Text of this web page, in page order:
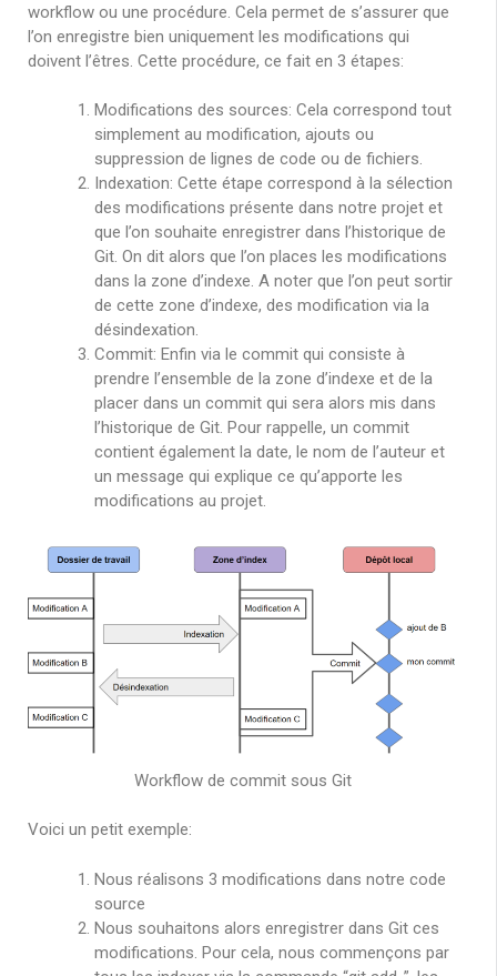
workflow ou une procédure. Cela permet de s’assurer que
l’on enregistre bien uniquement les modifications qui
doivent l’êtres. Cette procédure, ce fait en 3 étapes:
Modifications des sources: Cela correspond tout
simplement au modification, ajouts ou
suppression de lignes de code ou de fichiers.
Indexation: Cette étape correspond à la sélection
des modifications présente dans notre projet et
que l’on souhaite enregistrer dans l’historique de
Git. On dit alors que l’on places les modifications
dans la zone d’indexe. A noter que l’on peut sortir
de cette zone d’indexe, des modification via la
désindexation.
Commit: Enfin via le commit qui consiste à
prendre l’ensemble de la zone d’indexe et de la
placer dans un commit qui sera alors mis dans
l’historique de Git. Pour rappelle, un commit
contient également la date, le nom de l’auteur et
un message qui explique ce qu’apporte les
modifications au projet.
Workflow de commit sous Git
Voici un petit exemple:
Nous réalisons 3 modifications dans notre code
source
Nous souhaitons alors enregistrer dans Git ces
modifications. Pour cela, nous commençons par